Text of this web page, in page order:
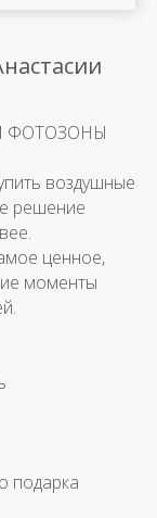
ФОТОЗОНЫ
воздушные
решение
ценное,
моменты
подарка